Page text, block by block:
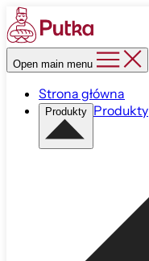
Open main menu
Strona główna
Produkty Produkty